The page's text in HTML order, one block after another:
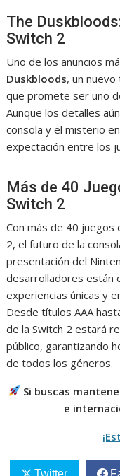
The
Switch 2
Uno de los anuncios
Duskbloods, un
que promete ser uno
Aunque los detalles
consola y el misterio
expectación entre los
Más de 40
Switch 2
Con más de 40 juegos
2, el futuro de la
presentación del
desarrolladores están
experiencias únicas y
Desde títulos AAA
de la Switch 2 estará
público, garantizando
de todos los géneros.
Si buscas
e
Twitter